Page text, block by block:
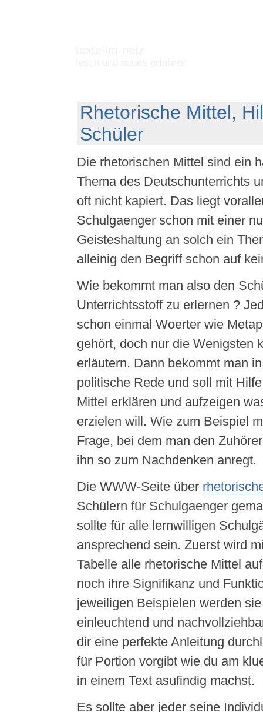
Rhetorische Mittel,
Schüler
Die rhetorischen Mittel sind ein
Thema des Deutschunterrichts
oft nicht kapiert. Das liegt
Schulgaenger schon mit einer
Geisteshaltung an solch ein
alleinig den Begriff schon auf
Wie bekommt man also den
Unterrichtsstoff zu erlernen ?
schon einmal Woerter wie
gehört, doch nur die Wenigsten
erläutern. Dann bekommt man
politische Rede und soll mit
Mittel erklären und aufzeigen
erzielen will. Wie zum Beispiel
Frage, bei dem man den
ihn so zum Nachdenken anregt.
Die WWW-Seite über
Schülern für Schulgaenger
sollte für alle lernwilligen
ansprechend sein. Zuerst wird
Tabelle alle rhetorische Mittel
noch ihre Signifikanz und
jeweiligen Beispielen werden
einleuchtend und
dir eine perfekte Anleitung
für Portion vorgibt wie du am
in einem Text asufindig machst.
Es sollte aber jeder seine